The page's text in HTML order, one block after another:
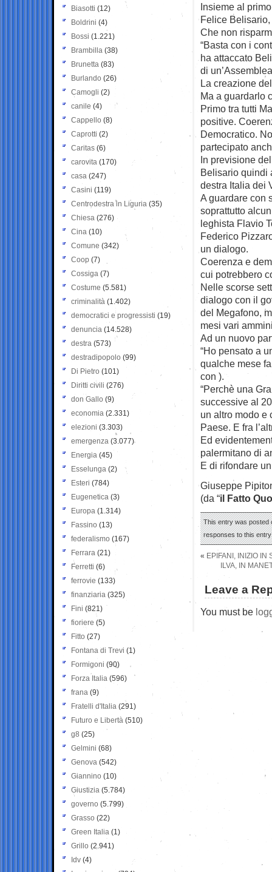
Insieme al
Felice
Che non
“Basta con i
ha attaccato
di
La creazione
Ma a guardarlo
Primo tra tutti
positive.
Democratico.
partecipato
In previsione
Belisario quindi
destra Italia dei
A guardare con
soprattutto
leghista Flavio
Federico
un dialogo.
Coerenza e
cui potrebbero
Nelle scorse
dialogo con il
del Megafono,
mesi vari
Ad un nuovo
“Ho pensato a
qualche mese
con ).
“Perchè una
successive al
un altro modo e
Paese. E fra
Ed
palermitano di
E di rifondare
Giuseppe
(da “il Fatto
This entry was posted
responses to this
« EPIFANI, INIZIO IN
ILVA, IN
Leave a
You must be
Biasotti (12)
Boldrini (4)
Bossi (1.221)
Brambilla (38)
Brunetta (83)
Burlando (26)
Camogli (2)
canile (4)
Cappello (8)
Caprotti (2)
Caritas (6)
carovita (170)
casa (247)
Casini (119)
Centrodestra in Liguria (35)
Chiesa (276)
Cina (10)
Comune (342)
Coop (7)
Cossiga (7)
Costume (5.581)
criminalità (1.402)
democratici e progressisti (19)
denuncia (14.528)
destra (573)
destradipopolo (99)
Di Pietro (101)
Diritti civili (276)
don Gallo (9)
economia (2.331)
elezioni (3.303)
emergenza (3.077)
Energia (45)
Esselunga (2)
Esteri (784)
Eugenetica (3)
Europa (1.314)
Fassino (13)
federalismo (167)
Ferrara (21)
Ferretti (6)
ferrovie (133)
finanziaria (325)
Fini (821)
fioriere (5)
Fitto (27)
Fontana di Trevi (1)
Formigoni (90)
Forza Italia (596)
frana (9)
Fratelli d'Italia (291)
Futuro e Libertà (510)
g8 (25)
Gelmini (68)
Genova (542)
Giannino (10)
Giustizia (5.784)
governo (5.799)
Grasso (22)
Green Italia (1)
Grillo (2.941)
Idv (4)